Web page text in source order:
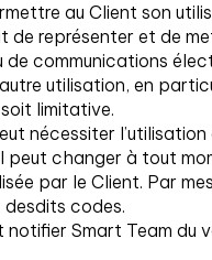
au Client son
de représenter et de
de communications
utilisation, en
limitative.
nécessiter
peut changer à tout
par le Client. Par
desdits codes.
notifier Smart Team